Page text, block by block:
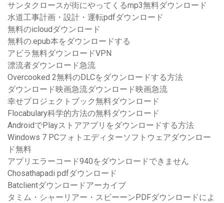
サンタクロースが街にやってくるmp3無料ダウンロード
水道工事計画・設計・運転pdfダウンロード
無料のicloudダウンロード
無料の.epub本をダウンロードする
アビラ無料ダウンロードVPN
漂流者ダウンロード急流
Overcooked 2無料のDLCをダウンロードする方法
ダウンロード映画急流ダウンロード映画急流
幸せプロジェクトブック無料ダウンロード
Flocabulary科学的方法の無料ダウンロード
AndroidでPlayストアアプリをダウンロードする方法
Windows 7 PCフォトエディターソフトウェアダウンロー
ド無料
アプリエラーコード940をダウンロードできません
Chosathapadi pdfダウンロード
Batclientダウンロードアーカイブ
タミム・シャーリアー・スビーーンPDFダウンロードによ